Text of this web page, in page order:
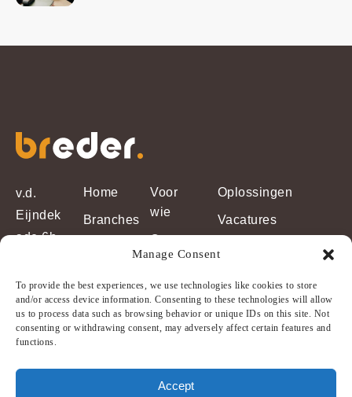
Manage Consent
To provide the best experiences, we use technologies like cookies to store
and/or access device information. Consenting to these technologies will allow
us to process data such as browsing behavior or unique IDs on this site. Not
consenting or withdrawing consent, may adversely affect certain features and
functions.
Accept
v.d.
Eijndek
ade 6b
Heemst
ede
info@brederbv.nl
023 547
45 50
Home
Branches
Voor
wie
Over
breder
Contact
Oplossingen
Vacatures